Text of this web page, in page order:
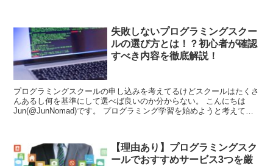
失敗しないプログラミングスクー
ルの選び方とは！？初心者が確認
すべき内容を徹底解説！
プログラミングスクールの申し込みを考えてるけどスクールはたくさ
んあるし何を基準にして選べば良いのか分からない。 こんにちは
Jun(@JunNomad)です。 プログラミング学習を始めようと考えて
【理由あり】プログラミングスク
ールでおすすめサービス3つを厳